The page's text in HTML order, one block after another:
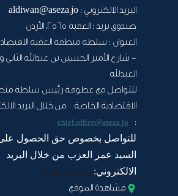
البريد الالكتروني : aldiwan@aseza.jo
صندوق بريد : العقبة 2565، الأردن
العنوان : سلطة منطقة العقبة
- شارع الأمير الحسين بن عبدالله الثاني
العبدلله
للتواصل مع عطوفة رئيس سلطة
الاقتصادية الخاصة من خلال البريد
:
chief.office@aseza.jo
للتواصل بخصوص حق الحصول
السيد عمر العزب من خلال البريد
الالكتروني:Oazab@aseza.jo
مشاهدة الموقع